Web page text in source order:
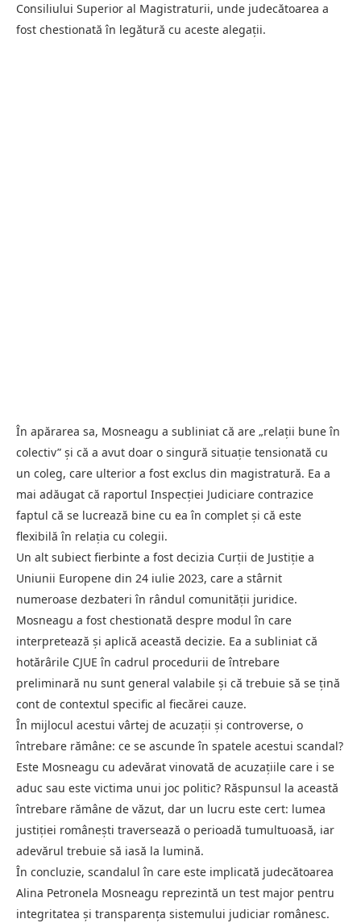
Consiliului Superior al Magistraturii, unde judecătoarea a
fost chestionată în legătură cu aceste alegații.
În apărarea sa, Mosneagu a subliniat că are „relații bune în
colectiv” și că a avut doar o singură situație tensionată cu
un coleg, care ulterior a fost exclus din magistratură. Ea a
mai adăugat că raportul Inspecției Judiciare contrazice
faptul că se lucrează bine cu ea în complet și că este
flexibilă în relația cu colegii.
Un alt subiect fierbinte a fost decizia Curții de Justiție a
Uniunii Europene din 24 iulie 2023, care a stârnit
numeroase dezbateri în rândul comunității juridice.
Mosneagu a fost chestionată despre modul în care
interpretează și aplică această decizie. Ea a subliniat că
hotărârile CJUE în cadrul procedurii de întrebare
preliminară nu sunt general valabile și că trebuie să se țină
cont de contextul specific al fiecărei cauze.
În mijlocul acestui vârtej de acuzații și controverse, o
întrebare rămâne: ce se ascunde în spatele acestui scandal?
Este Mosneagu cu adevărat vinovată de acuzațiile care i se
aduc sau este victima unui joc politic? Răspunsul la această
întrebare rămâne de văzut, dar un lucru este cert: lumea
justiției românești traversează o perioadă tumultuoasă, iar
adevărul trebuie să iasă la lumină.
În concluzie, scandalul în care este implicată judecătoarea
Alina Petronela Mosneagu reprezintă un test major pentru
integritatea și transparența sistemului judiciar românesc.